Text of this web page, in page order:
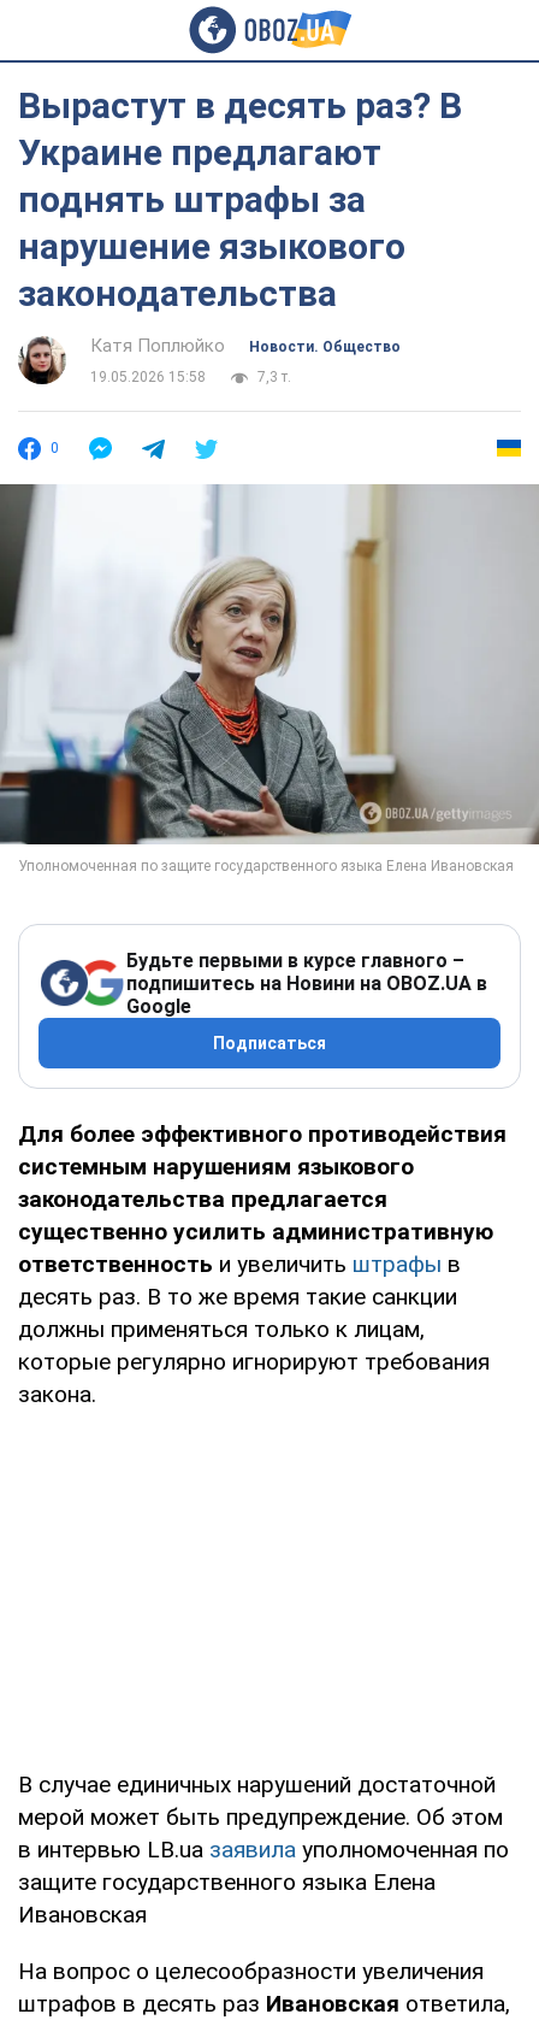
Вырастут в десять раз? В
Украине предлагают
поднять штрафы за
нарушение языкового
законодательства
Катя Поплюйко
Новости. Общество
19.05.2026 15:58
7,3 т.
0
Будьте первыми в курсе главного –
подпишитесь на Новини на OBOZ.UA в
Google
Подписаться
Для более эффективного противодействия
системным нарушениям языкового
законодательства предлагается
существенно усилить административную
ответственность и увеличить штрафы в
десять раз. В то же время такие санкции
должны применяться только к лицам,
которые регулярно игнорируют требования
закона.
В случае единичных нарушений достаточной
мерой может быть предупреждение. Об этом
в интервью LB.ua заявила уполномоченная по
защите государственного языка Елена
Ивановская
На вопрос о целесообразности увеличения
штрафов в десять раз Ивановская ответила,